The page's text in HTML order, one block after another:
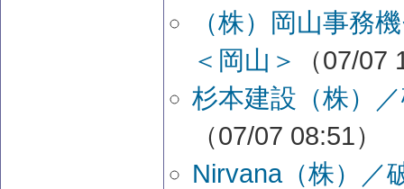
（株）岡山事
＜岡山＞
（07/07
杉本建設（株）
（07/07 08:51）
Nirvana（株）